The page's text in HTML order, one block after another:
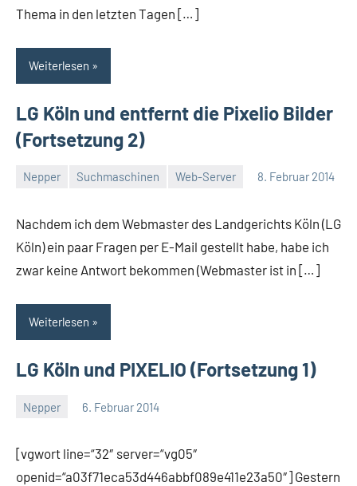
Thema in den letzten Tagen […]
Weiterlesen
LG Köln und entfernt die Pixelio Bilder
(Fortsetzung 2)
Nepper Suchmaschinen Web-Server 8. Februar 2014
Thomas
Nachdem ich dem Webmaster des Landgerichts Köln (LG
Köln) ein paar Fragen per E-Mail gestellt habe, habe ich
zwar keine Antwort bekommen (Webmaster ist in […]
Weiterlesen
LG Köln und PIXELIO (Fortsetzung 1)
Nepper 6. Februar 2014
Thomas
[vgwort line=“32″ server=“vg05″
openid=“a03f71eca53d446abbf089e411e23a50″] Gestern